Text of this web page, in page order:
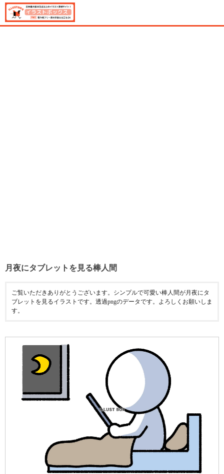
月夜にタブレットを見る棒人間
ご覧いただきありがとうございます。シンプルで可愛い棒人間が月夜にタ
ブレットを見るイラストです。透過pngのデータです。よろしくお願いしま
す。